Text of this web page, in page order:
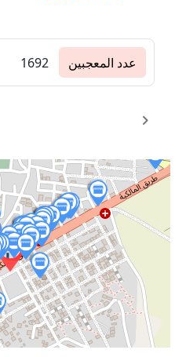
1692 عدد المعجبين